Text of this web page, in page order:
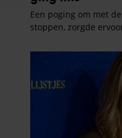
en om ons
informatie over uw
partners voor social
partners kunnen deze
informatie die u aan ze
verzameld op basis van
gaat akkoord met onze